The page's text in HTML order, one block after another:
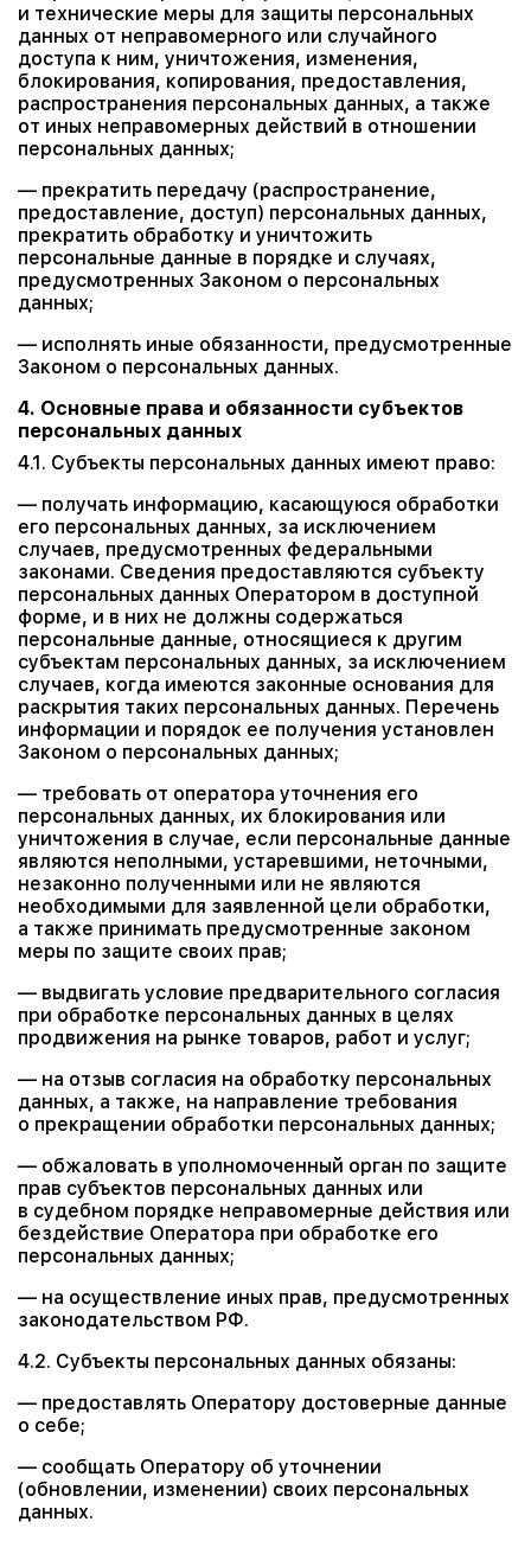
и технические меры для защиты персональных
данных от неправомерного или случайного
доступа к ним, уничтожения, изменения,
блокирования, копирования, предоставления,
распространения персональных данных, а также
от иных неправомерных действий в отношении
персональных данных;
— прекратить передачу (распространение,
предоставление, доступ) персональных данных,
прекратить обработку и уничтожить
персональные данные в порядке и случаях,
предусмотренных Законом о персональных
данных;
— исполнять иные обязанности, предусмотренные
Законом о персональных данных.
4. Основные права и обязанности субъектов
персональных данных
4.1. Субъекты персональных данных имеют право:
— получать информацию, касающуюся обработки
его персональных данных, за исключением
случаев, предусмотренных федеральными
законами. Сведения предоставляются субъекту
персональных данных Оператором в доступной
форме, и в них не должны содержаться
персональные данные, относящиеся к другим
субъектам персональных данных, за исключением
случаев, когда имеются законные основания для
раскрытия таких персональных данных. Перечень
информации и порядок ее получения установлен
Законом о персональных данных;
— требовать от оператора уточнения его
персональных данных, их блокирования или
уничтожения в случае, если персональные данные
являются неполными, устаревшими, неточными,
незаконно полученными или не являются
необходимыми для заявленной цели обработки,
а также принимать предусмотренные законом
меры по защите своих прав;
— выдвигать условие предварительного согласия
при обработке персональных данных в целях
продвижения на рынке товаров, работ и услуг;
— на отзыв согласия на обработку персональных
данных, а также, на направление требования
о прекращении обработки персональных данных;
— обжаловать в уполномоченный орган по защите
прав субъектов персональных данных или
в судебном порядке неправомерные действия или
бездействие Оператора при обработке его
персональных данных;
— на осуществление иных прав, предусмотренных
законодательством РФ.
4.2. Субъекты персональных данных обязаны:
— предоставлять Оператору достоверные данные
о себе;
— сообщать Оператору об уточнении
(обновлении, изменении) своих персональных
данных.